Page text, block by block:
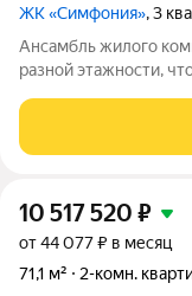
ЖК «Симфония», 3
Ансамбль жилого
разной этажности,
времени и
отделкой. Заезжайте
10 517 520 ₽
от 44 077 ₽ в месяц
71,1 м²
2-комн.